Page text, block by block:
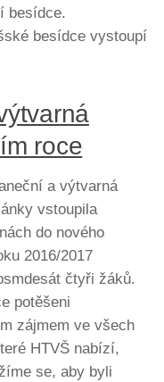
besídce.
besídce vystoupí
roce
a výtvarná
vstoupila
do nového
2016/2017
čtyři žáků.
potěšeni
zájmem ve všech
HTVŠ nabízí,
se, aby byli